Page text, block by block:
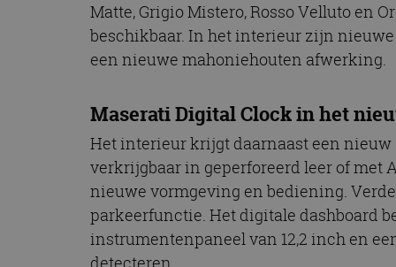
Matte, Grigio Mistero, Rosso Velluto en
beschikbaar. In het interieur zijn
een nieuwe mahoniehouten afwerking.
Maserati Digital Clock in het
Het interieur krijgt daarnaast een
verkrijgbaar in geperforeerd leer of met
nieuwe vormgeving en bediening.
parkeerfunctie. Het digitale dashboard
instrumentenpaneel van 12,2 inch en
detecteren.